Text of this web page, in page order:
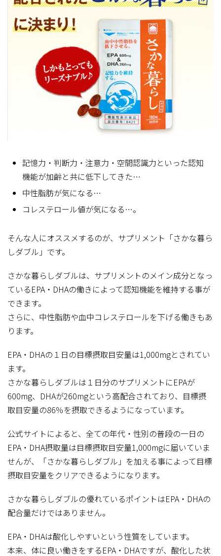
記憶力・判断力・注意力・空間認識力といった認知
機能が加齢と共に低下してきた…
中性脂肪が気になる…
コレステロール値が気になる…。
そんな人にオススメするのが、サプリメント「さかな暮ら
しダブル」です。
さかな暮らしダブルは、サプリメントのメイン成分となっ
ているEPA・DHAの働きによって認知機能を維持する事が
できます。
さらに、中性脂肪や血中コレステロールを下げる働きもあ
ります。
EPA・DHAの１日の目標摂取目安量は1,000mgとされてい
ます。
さかな暮らしダブルは１日分のサプリメントにEPAが
600mg、DHAが260mgという高配合されており、目標摂
取目安量の86％を摂取できるようになっています。
公式サイトによると、全ての年代・性別の普段の一日の
EPA・DHA摂取量は目標摂取目安量1,000mgに届いていま
せんが、「さかな暮らしダブル」を加える事によって目標
摂取目安量をクリアできるようになります。
さかな暮らしダブルの優れているポイントはEPA・DHAの
配合量だけではありません。
EPA・DHAは酸化しやすいという性質をしています。
本来、体に良い働きをするEPA・DHAですが、酸化した状